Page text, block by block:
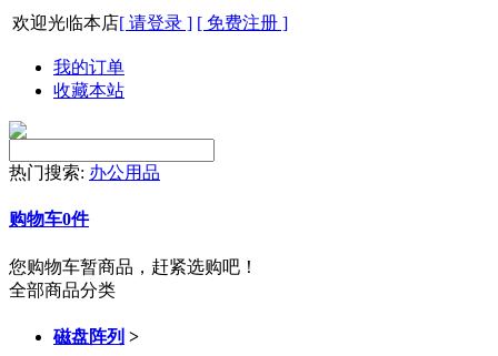
欢迎光临本店[ 请登录 ] [ 免费注册 ]
我的订单
收藏本站
热门搜索: 办公用品
购物车0件
您购物车暂商品，赶紧选购吧！
全部商品分类
磁盘阵列 >